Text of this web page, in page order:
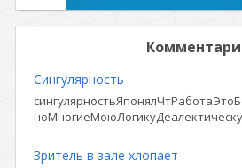
Сингулярность
Зритель в зале хлопает